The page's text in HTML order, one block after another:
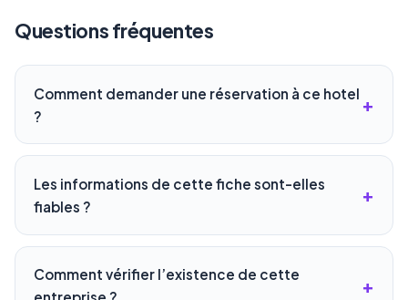
Questions fréquentes
Comment demander une réservation à ce hotel
?
Les informations de cette fiche sont-elles
fiables ?
Comment vérifier l’existence de cette